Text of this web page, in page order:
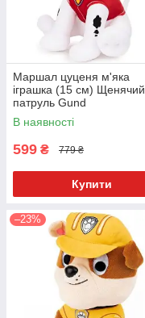
Маршал цуценя м'яка
іграшка (15 см) Щенячий
патруль Gund
В наявності
599 ₴ 779 ₴
Купити
–23%